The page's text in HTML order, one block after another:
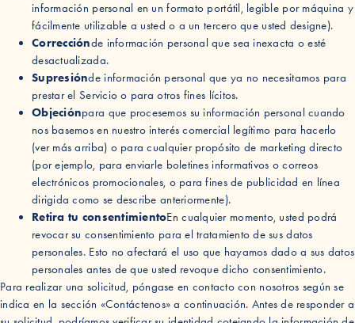
información personal en un formato portátil, legible por máquina y
fácilmente utilizable a usted o a un tercero que usted designe).
Correcciónde información personal que sea inexacta o esté
desactualizada.
Supresiónde información personal que ya no necesitamos para
prestar el Servicio o para otros fines lícitos.
Objeciónpara que procesemos su información personal cuando
nos basemos en nuestro interés comercial legítimo para hacerlo
(ver más arriba) o para cualquier propósito de marketing directo
(por ejemplo, para enviarle boletines informativos o correos
electrónicos promocionales, o para fines de publicidad en línea
dirigida como se describe anteriormente).
Retira tu consentimientoEn cualquier momento, usted podrá
revocar su consentimiento para el tratamiento de sus datos
personales. Esto no afectará el uso que hayamos dado a sus datos
personales antes de que usted revoque dicho consentimiento.
Para realizar una solicitud, póngase en contacto con nosotros según se
indica en la sección «Contáctenos» a continuación. Antes de responder a